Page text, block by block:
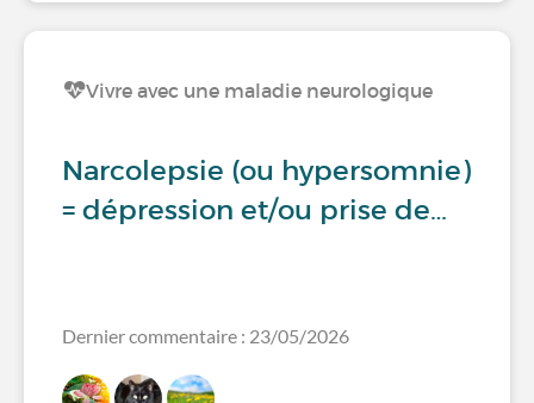
Vivre avec une maladie neurologique
Narcolepsie (ou hypersomnie)
= dépression et/ou prise de…
Dernier commentaire : 23/05/2026